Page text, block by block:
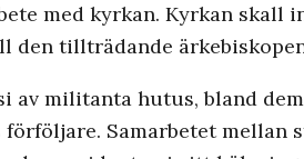
med kyrkan. Kyrkan
tillträdande
militanta hutus, bland
Samarbetet mellan